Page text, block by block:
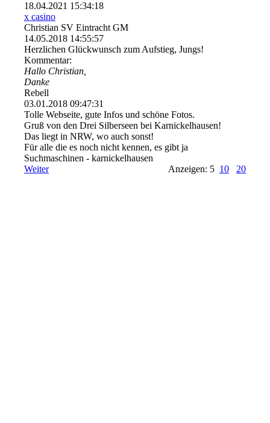
18.04.2021 15:34:18
x casino
Christian SV Eintracht GM
14.05.2018 14:55:57
Herzlichen Glückwunsch zum Aufstieg, Jungs!
Kommentar:
Hallo Christian,
Danke
Rebell
03.01.2018 09:47:31
Tolle Webseite, gute Infos und schöne Fotos.
Gruß von den Drei Silberseen bei Karnickelhausen!
Das liegt in NRW, wo auch sonst!
Für alle die es noch nicht kennen, es gibt ja
Suchmaschinen - karnickelhausen
Weiter
Anzeigen: 5 10 20